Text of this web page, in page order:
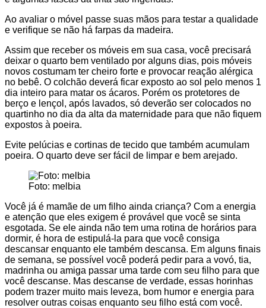
Ao avaliar o móvel passe suas mãos para testar a qualidade
e verifique se não há farpas da madeira.
Assim que receber os móveis em sua casa, você precisará
deixar o quarto bem ventilado por alguns dias, pois móveis
novos costumam ter cheiro forte e provocar reação alérgica
no bebê. O colchão deverá ficar exposto ao sol pelo menos 1
dia inteiro para matar os ácaros. Porém os protetores de
berço e lençol, após lavados, só deverão ser colocados no
quartinho no dia da alta da maternidade para que não fiquem
expostos à poeira.
Evite pelúcias e cortinas de tecido que também acumulam
poeira. O quarto deve ser fácil de limpar e bem arejado.
Foto: melbia
Você já é mamãe de um filho ainda criança? Com a energia
e atenção que eles exigem é provável que você se sinta
esgotada. Se ele ainda não tem uma rotina de horários para
dormir, é hora de estipulá-la para que você consiga
descansar enquanto ele também descansa. Em alguns finais
de semana, se possível você poderá pedir para a vovó, tia,
madrinha ou amiga passar uma tarde com seu filho para que
você descanse. Mas descanse de verdade, essas horinhas
podem trazer muito mais leveza, bom humor e energia para
resolver outras coisas enquanto seu filho está com você.